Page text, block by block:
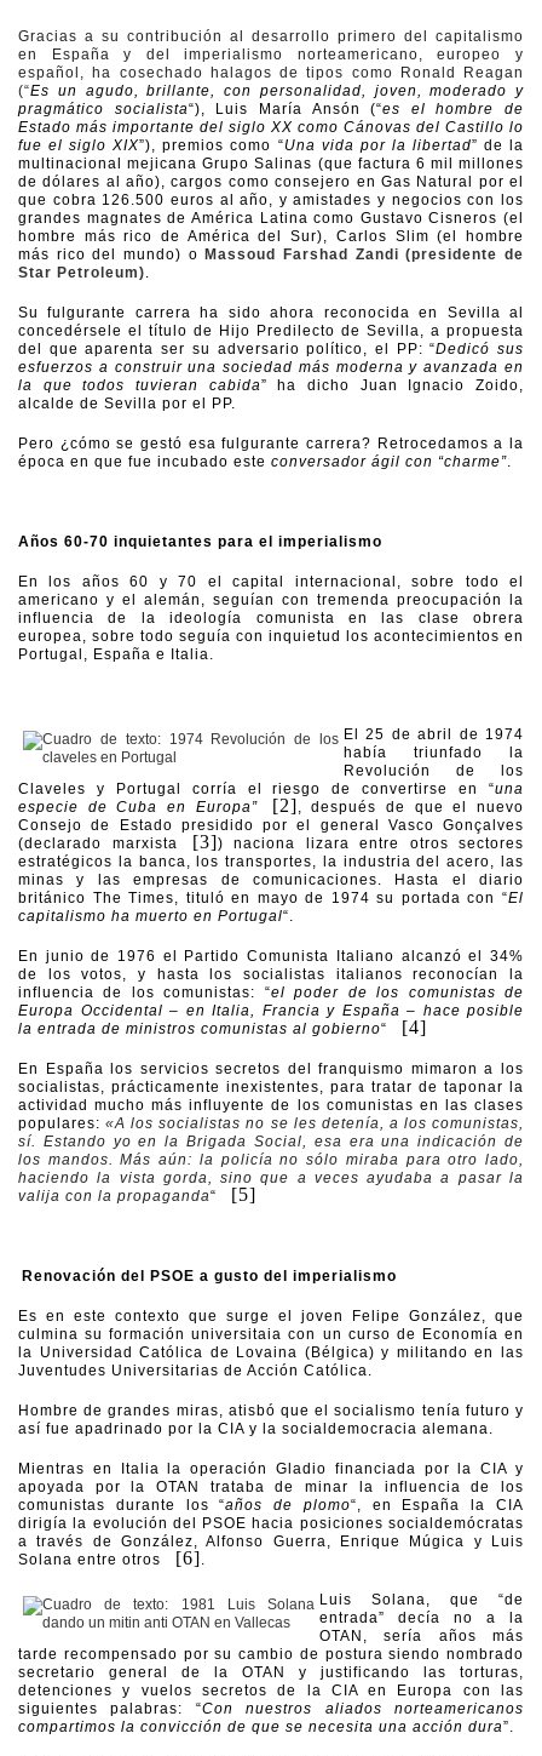
Gracias a su contribución al desarrollo primero del capitalismo
en España y del imperialismo norteamericano, europeo y
español, ha cosechado halagos de tipos como Ronald Reagan
(“Es un agudo, brillante, con personalidad, joven, moderado y
pragmático socialista“), Luis María Ansón (“es el hombre de
Estado más importante del siglo XX como Cánovas del Castillo lo
fue el siglo XIX”), premios como “Una vida por la libertad” de la
multinacional mejicana Grupo Salinas (que factura 6 mil millones
de dólares al año), cargos como consejero en Gas Natural por el
que cobra 126.500 euros al año, y amistades y negocios con los
grandes magnates de América Latina como Gustavo Cisneros (el
hombre más rico de América del Sur), Carlos Slim (el hombre
más rico del mundo) o Massoud Farshad Zandi (presidente de
Star Petroleum)
Su fulgurante carrera ha sido ahora reconocida en Sevilla al
concedérsele el título de Hijo Predilecto de Sevilla, a propuesta
del que aparenta ser su adversario político, el PP: “Dedicó sus
esfuerzos a construir una sociedad más moderna y avanzada en
la que todos tuvieran cabida” ha dicho Juan Ignacio Zoido,
alcalde de Sevilla por el PP.
Pero ¿cómo se gestó esa fulgurante carrera? Retrocedamos a la
época en que fue incubado este conversador ágil con “charme”
Años 60-70 inquietantes para el imperialismo
En los años 60 y 70 el capital internacional, sobre todo el
americano y el alemán, seguían con tremenda preocupación la
influencia de la ideología comunista en las clase obrera
europea, sobre todo seguía con inquietud los acontecimientos en
Portugal, España e Italia.
El 25 de abril de 1974
había triunfado la
Revolución de los
Claveles y Portugal corría el riesgo de convertirse en “una
especie de Cuba en Europa”
[2] , después de que el nuevo
Consejo de Estado presidido por el general Vasco Gonçalves
(declarado marxista
[3]) naciona lizara entre otros sectores
estratégicos la banca, los transportes, la industria del acero, las
minas y las empresas de comunicaciones. Hasta el diario
británico The Times, tituló en mayo de 1974 su portada con “El
capitalismo ha muerto en Portugal“.
En junio de 1976 el Partido Comunista Italiano alcanzó el 34%
de los votos, y hasta los socialistas italianos reconocían la
influencia de los comunistas: “el poder de los comunistas de
Europa Occidental – en Italia, Francia y España – hace posible
la entrada de ministros comunistas al gobierno“ [4]
En España los servicios secretos del franquismo mimaron a los
socialistas, prácticamente inexistentes, para tratar de taponar la
actividad mucho más influyente de los comunistas en las clases
populares:«A los socialistas no se les detenía, a los comunistas,
sí. Estando yo en la Brigada Social, esa era una indicación de
los mandos. Más aún: la policía no sólo miraba para otro lado,
haciendo la vista gorda, sino que a veces ayudaba a pasar la
valija con la propaganda“ [5]
Renovación del PSOE a gusto del imperialismo
Es en este contexto que surge el joven Felipe González, que
culmina su formación universitaia con un curso de Economía en
la Universidad Católica de Lovaina (Bélgica) y militando en las
Juventudes Universitarias de Acción Católica.
Hombre de grandes miras, atisbó que el socialismo tenía futuro y
así fue apadrinado por la CIA y la socialdemocracia alemana.
Mientras en Italia la operación Gladio financiada por la CIA y
apoyada por la OTAN trataba de minar la influencia de los
comunistas durante los “años de plomo“, en España la CIA
dirigía la evolución del PSOE hacia posiciones socialdemócratas
a través de González, Alfonso Guerra, Enrique Múgica y Luis
Solana entre otros
[6]
Luis Solana, que “de
entrada” decía no a la
OTAN, sería años más
tarde recompensado por su cambio de postura siendo nombrado
secretario general de la OTAN y justificando las torturas,
detenciones y vuelos secretos de la CIA en Europa con las
siguientes palabras: “Con nuestros aliados norteamericanos
compartimos la convicción de que se necesita una acción dura”.